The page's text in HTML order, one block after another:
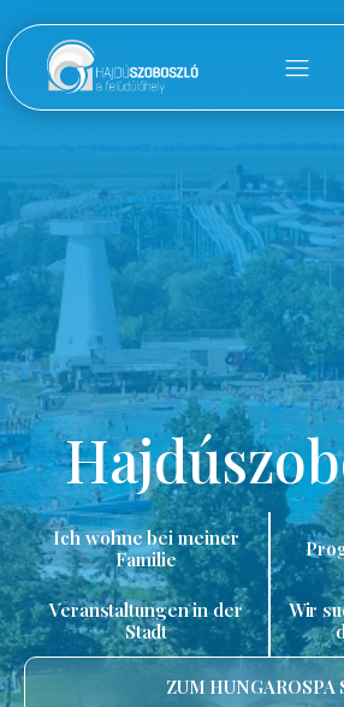
Ich wohne bei meiner
Familie
Veranstaltungen in der
Stadt
Wir
ZUM HUNGAROSPA